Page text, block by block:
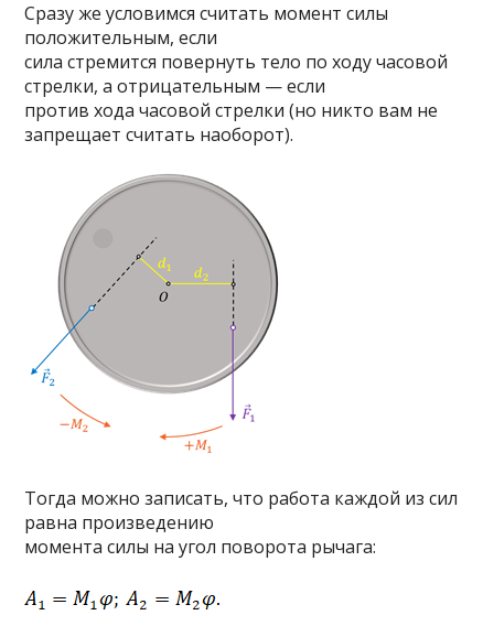
Сразу же условимся считать момент силы
положительным, если
сила стремится повернуть тело по ходу часовой
стрелки, а отрицательным — если
против хода часовой стрелки (но никто вам не
запрещает считать наоборот).
Тогда можно записать, что работа каждой из сил
равна произведению
момента силы на угол поворота рычага: